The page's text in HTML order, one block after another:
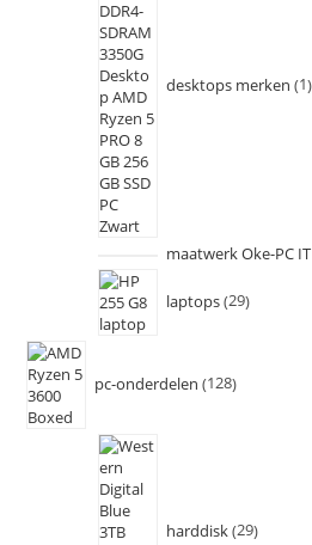
desktops merken 1
maatwerk Oke-PC IT
laptops 29
pc-onderdelen 128
harddisk 29